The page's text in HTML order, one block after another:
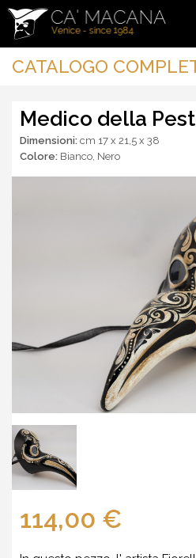
CATALOGO
Medico della
Dimensioni: cm 17 x 21,5 x 38
Colore: Bianco, Nero
114,00 €